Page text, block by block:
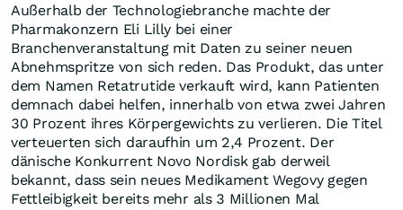
Außerhalb der Technologiebranche machte der
Pharmakonzern Eli Lilly bei einer
Branchenveranstaltung mit Daten zu seiner neuen
Abnehmspritze von sich reden. Das Produkt, das unter
dem Namen Retatrutide verkauft wird, kann Patienten
demnach dabei helfen, innerhalb von etwa zwei Jahren
30 Prozent ihres Körpergewichts zu verlieren. Die Titel
verteuerten sich daraufhin um 2,4 Prozent. Der
dänische Konkurrent Novo Nordisk gab derweil
bekannt, dass sein neues Medikament Wegovy gegen
Fettleibigkeit bereits mehr als 3 Millionen Mal